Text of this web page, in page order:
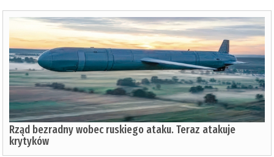
Rząd bezradny wobec ruskiego ataku. Teraz atakuje
krytyków